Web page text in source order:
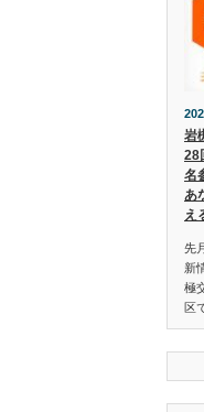
岩
28
名
あ
え
先
新
極
区